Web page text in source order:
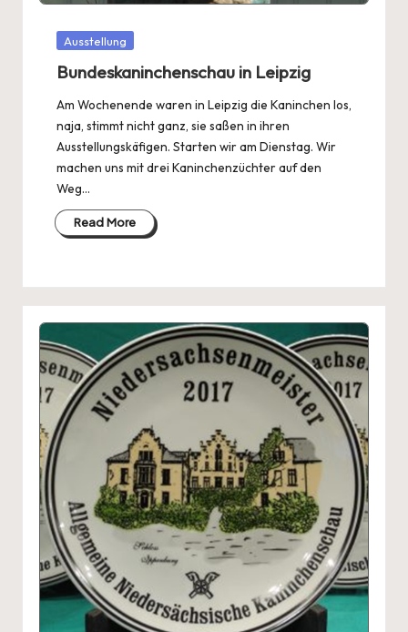
Posted
Ausstellung
Bundeskaninchenschau in Leipzig
Am Wochenende waren in Leipzig die Kaninchen los,
naja, stimmt nicht ganz, sie saßen in ihren
Ausstellungskäfigen. Starten wir am Dienstag. Wir
machen uns mit drei Kaninchenzüchter auf den
Weg…
Read More